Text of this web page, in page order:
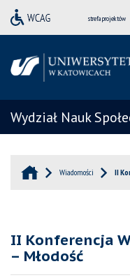
strefa projektów
Wydział Nauk
Wiadomości II
II Konferencja
– Młodość